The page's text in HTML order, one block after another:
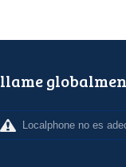
llame
Localphone no es